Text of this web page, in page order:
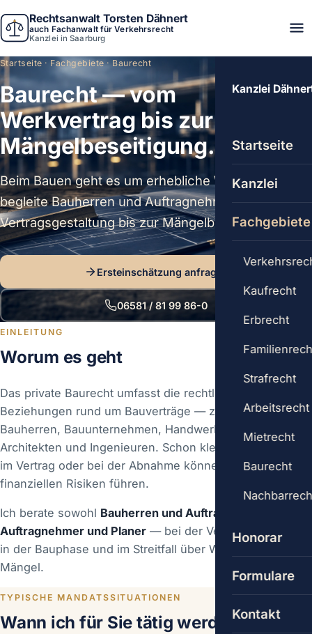
Rechtsanwalt Torsten Dähnert
auch Fachanwalt für Verkehrsrecht
Kanzlei in Saarburg
Kanzlei
Startseite
Kanzlei
Fachgebiete
Kaufrecht
Erbrecht
Strafrecht
Arbeitsrecht
Mietrecht
Baurecht
Honorar
Formulare
Kontakt
Startseite · Fachgebiete· Baurecht
Baurecht — vom
Werkvertrag bis zur
Mängelbeseitigung.
Beim Bauen geht es um erhebliche Werte. Ich
begleite Bauherren und Auftragnehmer von der
Vertragsgestaltung bis zur Mängelbeseitigung.
Ersteinschätzung anfragen
06581 / 81 99 86-0
EINLEITUNG
Worum es geht
Das private Baurecht umfasst die rechtlichen
Beziehungen rund um Bauverträge — zwischen
Bauherren, Bauunternehmen, Handwerkern sowie
Architekten und Ingenieuren. Schon kleine Unklarheiten
im Vertrag oder bei der Abnahme können zu erheblichen
finanziellen Risiken führen.
Ich berate sowohl Bauherren und Auftraggeber
Auftragnehmer und Planer — bei der Vertragsgestaltung,
in der Bauphase und im Streitfall über Werklohn und
Mängel.
TYPISCHE MANDATSSITUATIONEN
Wann ich für Sie tätig werde